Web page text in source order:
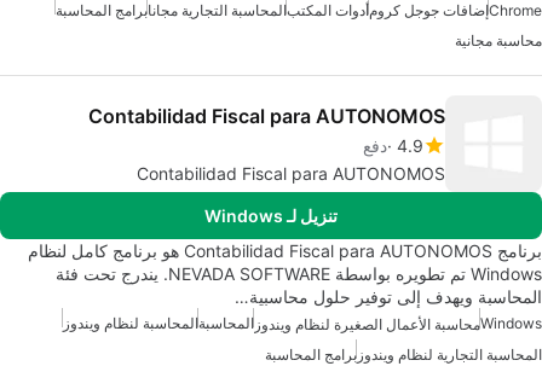
Chromeإضافات جوجل كرومأدوات المكتبالمحاسبة التجارية مجانابرامج المحاسبة
محاسبة مجانية
Contabilidad Fiscal para AUTONOMOS
4.9 دفع
Contabilidad Fiscal para AUTONOMOS
تنزيل لـ Windows
برنامج Contabilidad Fiscal para AUTONOMOS هو برنامج كامل لنظام
Windows تم تطويره بواسطة NEVADA SOFTWARE. يندرج تحت فئة
المحاسبة ويهدف إلى توفير حلول محاسبية…
Windowsمحاسبة الأعمال الصغيرة لنظام ويندوز المحاسبةالمحاسبة لنظام ويندوز
المحاسبة التجارية لنظام ويندوز برامج المحاسبة